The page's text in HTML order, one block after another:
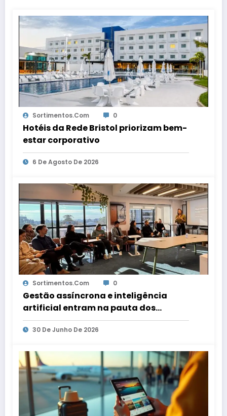
Sortimentos.com 0
Hotéis da Rede Bristol priorizam bem-
estar corporativo
6 De Agosto De 2026
Sortimentos.com 0
Gestão assíncrona e inteligência
artificial entram na pauta dos
escritórios de arquitetura gaúchos
30 De Junho De 2026